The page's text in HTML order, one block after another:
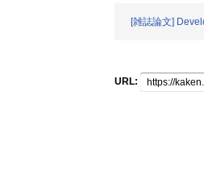
[雑誌論文]
URL: